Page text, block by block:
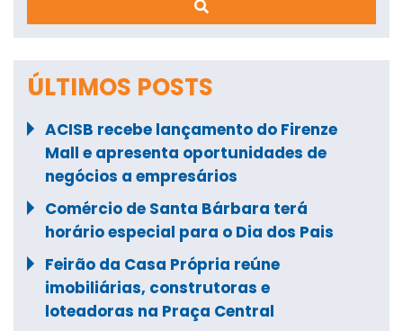
ÚLTIMOS POSTS
ACISB recebe lançamento do Firenze
Mall e apresenta oportunidades de
negócios a empresários
Comércio de Santa Bárbara terá
horário especial para o Dia dos Pais
Feirão da Casa Própria reúne
imobiliárias, construtoras e
loteadoras na Praça Central